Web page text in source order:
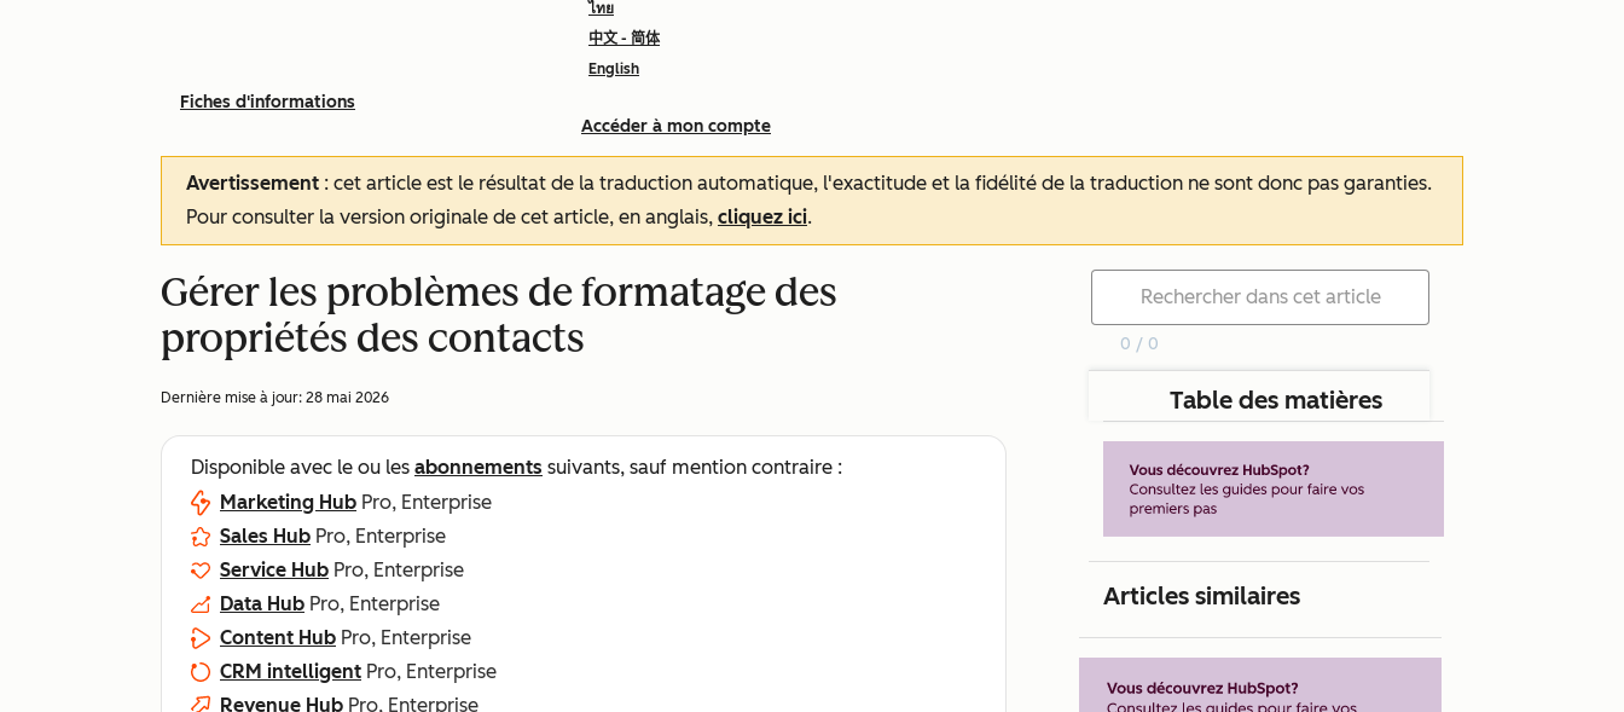
ไทย
中文 - 简体
English
Accéder à mon compte
Fiches d'informations
Avertissement : cet article est le résultat de la traduction automatique, l'exactitude et la fidélité de la traduction ne sont donc pas garanties.
Pour consulter la version originale de cet article, en anglais, cliquez ici.
Gérer les problèmes de formatage des
propriétés des contacts
Dernière mise à jour: 28 mai 2026
Disponible avec le ou les abonnements suivants, sauf mention contraire :
Marketing Hub Pro, Enterprise
Sales Hub Pro, Enterprise
Service Hub Pro, Enterprise
Data Hub Pro, Enterprise
Content Hub Pro, Enterprise
CRM intelligent Pro, Enterprise
Revenue Hub Pro, Enterprise
0 / 0
Table des matières
Articles similaires